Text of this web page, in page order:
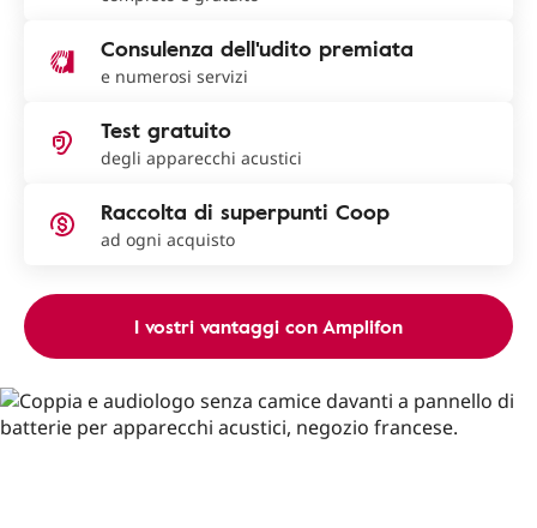
Consulenza dell'udito premiata
e numerosi servizi
Test gratuito
degli apparecchi acustici
Raccolta di superpunti Coop
ad ogni acquisto
I vostri vantaggi con Amplifon